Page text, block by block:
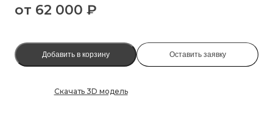
от 62 000 ₽
Добавить в корзину Оставить заявку
Скачать 3D модель